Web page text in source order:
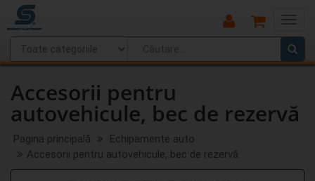
Main
Menu
Accesorii pentru
autovehicule, bec de rezervă
Pagina principală
Echipamente auto
Accesorii pentru autovehicule, bec de rezervă